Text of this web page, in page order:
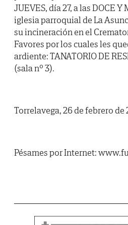
JUEVES, día 27, a las DOCE
iglesia parroquial de La
su incineración en el
Favores por los cuales les
ardiente: TANATORIO DE
(sala nº 3).
Torrelavega, 26 de febrero de
Pésames por Internet: